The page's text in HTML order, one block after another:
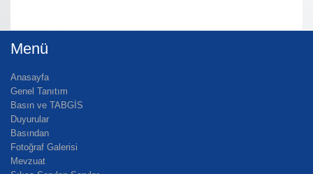
Menü
Anasayfa
Genel Tanıtım
Basın ve TABGİS
Duyurular
Basından
Fotoğraf Galerisi
Mevzuat